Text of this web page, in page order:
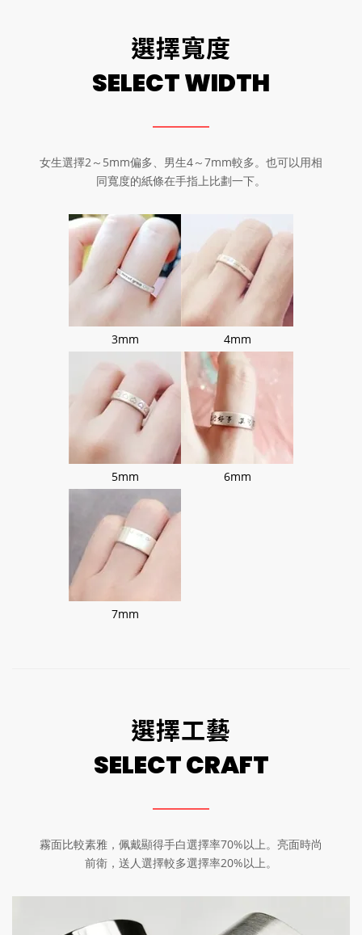
選擇寬度
SELECT WIDTH
女生選擇2～5mm偏多、男生4～7mm較多。也可以用相
同寬度的紙條在手指上比劃一下。
3mm 4mm
5mm 6mm
7mm
選擇工藝
SELECT CRAFT
霧面比較素雅，佩戴顯得手白選擇率70%以上。亮面時尚
前衛，送人選擇較多選擇率20%以上。